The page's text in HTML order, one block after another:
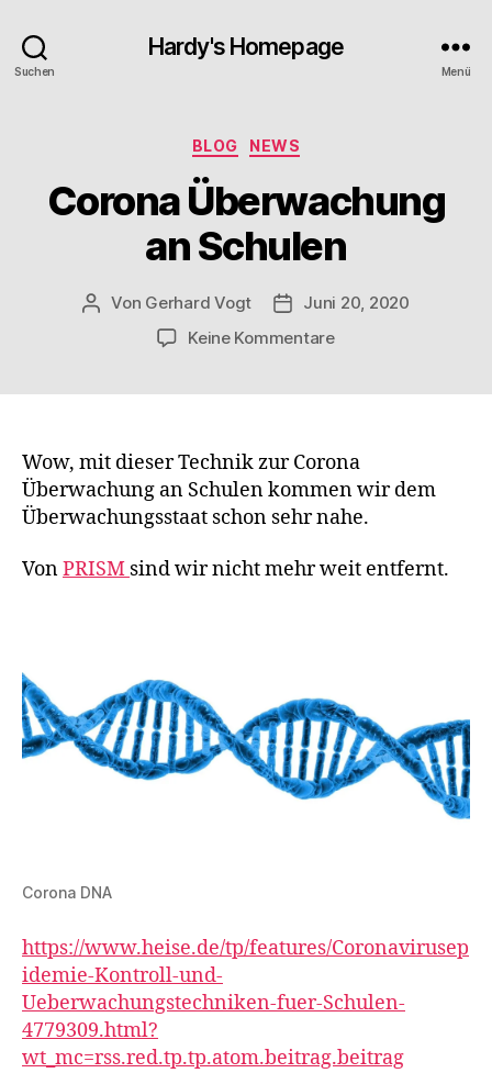
Suchen
Hardy's Homepage
Menü
Kategorien
BLOG NEWS
Corona Überwachung
an Schulen
Beitragsautor
Von Gerhard Vogt Veröffentlichungsdatum
Juni 20, 2020
Keine Kommentarezu
Wow, mit dieser Technik zur Corona
Überwachung an Schulen kommen wir dem
Überwachungsstaat schon sehr nahe.
VonPRISM sind wir nicht mehr weit entfernt.
Corona DNA
https://www.heise.de/tp/features/Coronavirusep
idemie-Kontroll-und-
Ueberwachungstechniken-fuer-Schulen-
4779309.html?
wt_mc=rss.red.tp.tp.atom.beitrag.beitrag